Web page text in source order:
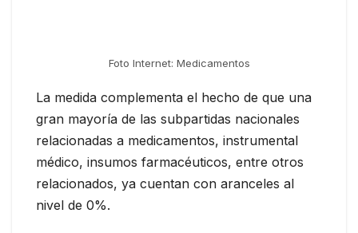
Foto Internet: Medicamentos
La medida complementa el hecho de que una
gran mayoría de las subpartidas nacionales
relacionadas a medicamentos, instrumental
médico, insumos farmacéuticos, entre otros
relacionados, ya cuentan con aranceles al
nivel de 0%.